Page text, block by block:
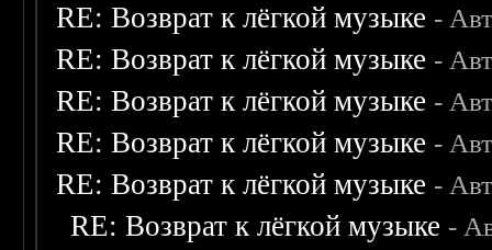
RE: Возврат к лёгкой музыке -
RE: Возврат к лёгкой музыке -
RE: Возврат к лёгкой музыке -
RE: Возврат к лёгкой музыке -
RE: Возврат к лёгкой музыке -
RE: Возврат к лёгкой музыке -